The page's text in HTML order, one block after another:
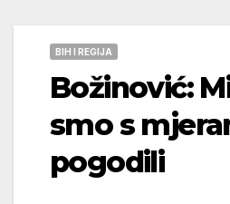
BIH I REGIJA
Božinović:
smo s
pogodili